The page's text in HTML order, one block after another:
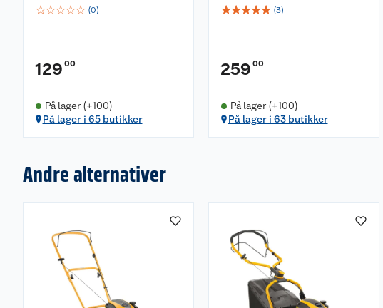
☆☆☆☆☆ (0)
129 00
På lager (+100)
På lager i 65 butikker
☆☆☆☆☆ (3)
259 00
På lager (+100)
På lager i 63 butikker
Andre alternativer